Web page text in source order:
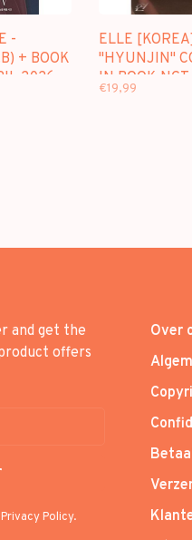
-
+ BOOK
2026
ELLE
"HYUNJIN"
IN BOOK
ISSUE
€19,99
and get the
offers
Policy.
Over